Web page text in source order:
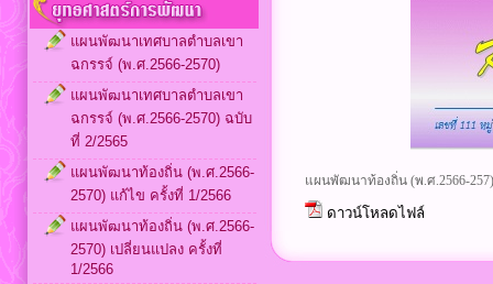
แผนพัฒนาเทศบาลตำบลเขา
ฉกรรจ์ (พ.ศ.2566-2570)
แผนพัฒนาเทศบาลตำบลเขา
ฉกรรจ์ (พ.ศ.2566-2570) ฉบับ
ที่ 2/2565
แผนพัฒนาท้องถิ่น (พ.ศ.2566-
2570) แก้ไข ครั้งที่ 1/2566
แผนพัฒนาท้องถิ่น (พ.ศ.2566-
2570) เปลี่ยนแปลง ครั้งที่
1/2566
แผนพัฒนาท้องถิ่น (พ.ศ.2566-
ดาวน์โหลดไฟล์